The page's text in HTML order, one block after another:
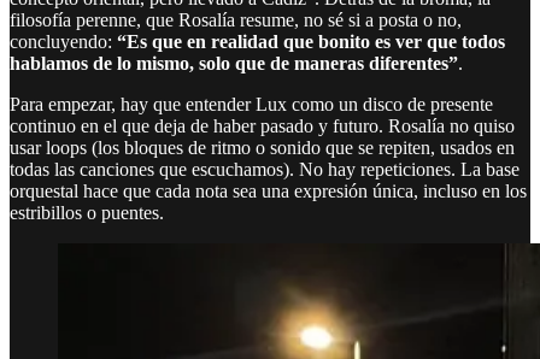
filosofía perenne, que Rosalía resume, no sé si a posta o no,
concluyendo: “Es que en realidad que bonito es ver que todos
hablamos de lo mismo, solo que de maneras diferentes”.
Para empezar, hay que entender Lux como un disco de presente
continuo en el que deja de haber pasado y futuro. Rosalía no quiso
usar loops (los bloques de ritmo o sonido que se repiten, usados en
todas las canciones que escuchamos). No hay repeticiones. La base
orquestal hace que cada nota sea una expresión única, incluso en los
estribillos o puentes.